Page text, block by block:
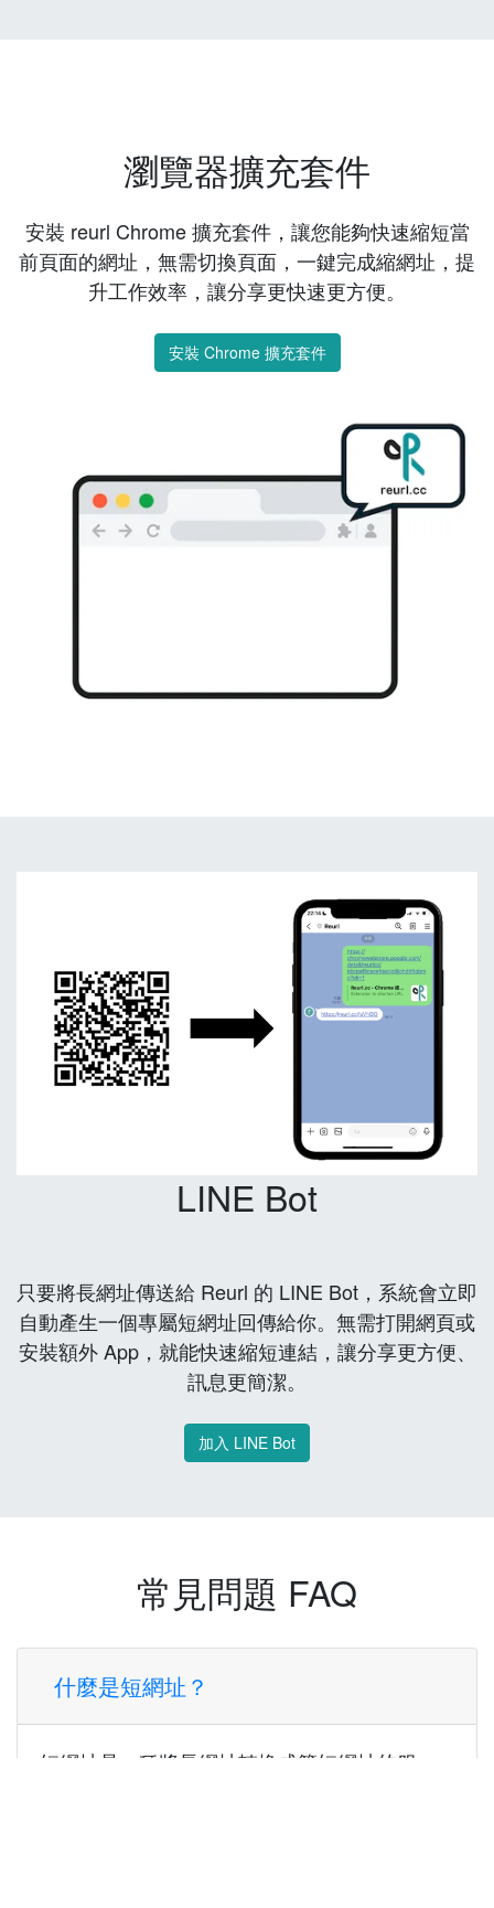
瀏覽器擴充套件
安裝 reurl Chrome 擴充套件，讓您能夠快速縮短當
前頁面的網址，無需切換頁面，一鍵完成縮網址，提
升工作效率，讓分享更快速更方便。
安裝 Chrome 擴充套件
LINE Bot
只要將長網址傳送給 Reurl 的 LINE Bot，系統會立即
自動產生一個專屬短網址回傳給你。無需打開網頁或
安裝額外 App，就能快速縮短連結，讓分享更方便、
訊息更簡潔。
加入 LINE Bot
常見問題 FAQ
什麼是短網址？
短網址是一種將長網址轉換成簡短網址的服